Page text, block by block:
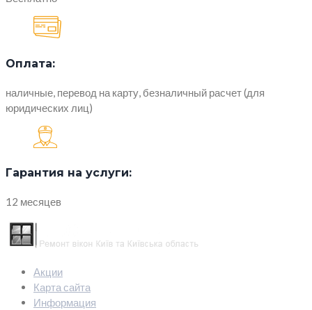
Оплата:
наличные, перевод на карту, безналичный расчет (для
юридических лиц)
Гарантия на услуги:
12 месяцев
Акции
Карта сайта
Информация